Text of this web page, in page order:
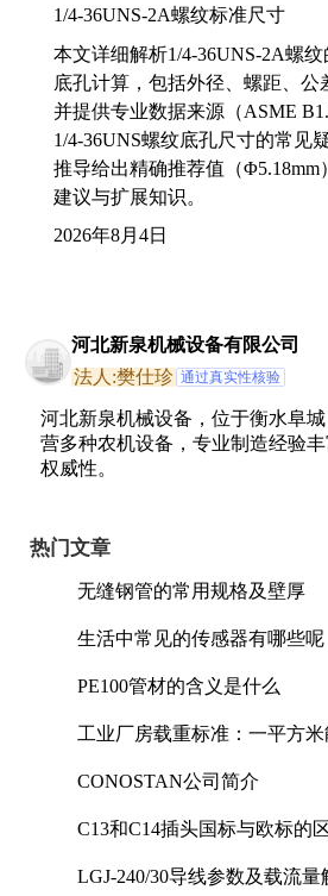
1/4-36UNS-2A螺纹标准尺寸
本文详细解析1/4-36UNS-2A螺
底孔计算，包括外径、螺距、公
并提供专业数据来源（ASME
1/4-36UNS螺纹底孔尺寸的常见
推导给出精确推荐值（Φ5.18mm
建议与扩展知识。
2026年8月4日
河北新泉机械设备有限公司
法人:樊仕珍 通过真实性核验
河北新泉机械设备，位于衡水阜
营多种农机设备，专业制造经验
权威性。
热门文章
无缝钢管的常用规格及壁厚
生活中常见的传感器有哪些呢
PE100管材的含义是什么
工业厂房载重标准：一平方
CONOSTAN公司简介
C13和C14插头国标与欧标的
LGJ-240/30导线参数及载流量